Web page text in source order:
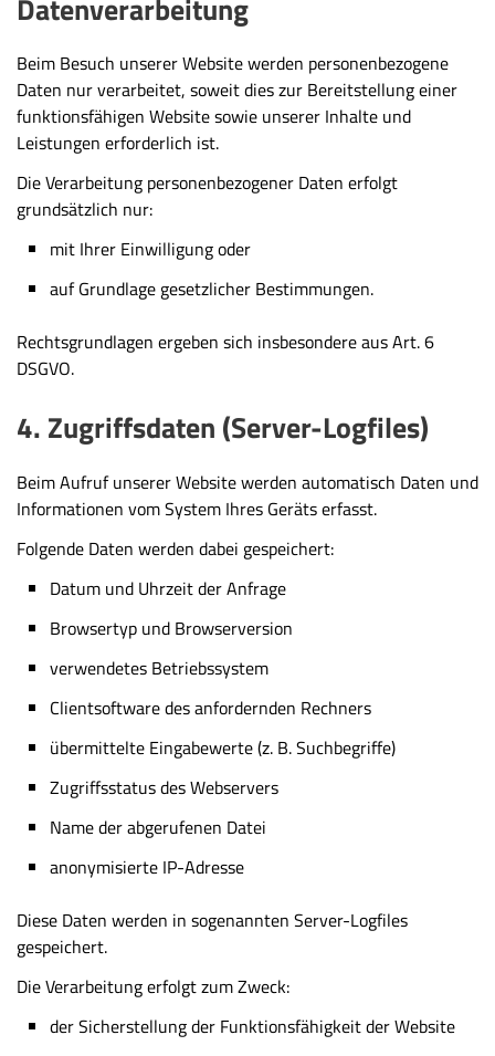
Datenverarbeitung
Beim Besuch unserer Website werden personenbezogene
Daten nur verarbeitet, soweit dies zur Bereitstellung einer
funktionsfähigen Website sowie unserer Inhalte und
Leistungen erforderlich ist.
Die Verarbeitung personenbezogener Daten erfolgt
grundsätzlich nur:
mit Ihrer Einwilligung oder
auf Grundlage gesetzlicher Bestimmungen.
Rechtsgrundlagen ergeben sich insbesondere aus Art. 6
DSGVO.
4. Zugriffsdaten (Server-Logfiles)
Beim Aufruf unserer Website werden automatisch Daten und
Informationen vom System Ihres Geräts erfasst.
Folgende Daten werden dabei gespeichert:
Datum und Uhrzeit der Anfrage
Browsertyp und Browserversion
verwendetes Betriebssystem
Clientsoftware des anfordernden Rechners
übermittelte Eingabewerte (z. B. Suchbegriffe)
Zugriffsstatus des Webservers
Name der abgerufenen Datei
anonymisierte IP-Adresse
Diese Daten werden in sogenannten Server-Logfiles
gespeichert.
Die Verarbeitung erfolgt zum Zweck:
der Sicherstellung der Funktionsfähigkeit der Website